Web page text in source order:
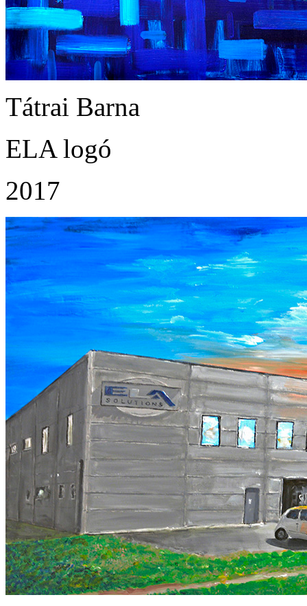
Tátrai Barna
ELA logó
2017